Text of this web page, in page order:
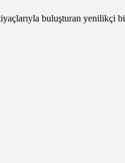
buluşturan yenilikçi